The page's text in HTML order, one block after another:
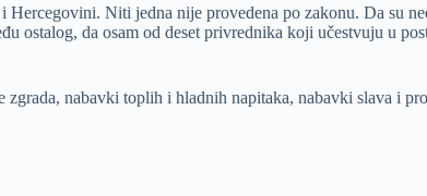
Niti jedna nije provedena po zakonu. Da su
ostalog, da osam od deset privrednika koji učestvuju u
nabavki toplih i hladnih napitaka, nabavki slava i